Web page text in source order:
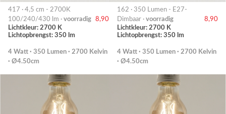
417 · 4,5 cm - 2700K
100/240/430 lm · voorradig
8,90
Lichtkleur: 2700 K
Lichtopbrengst: 350 lm
4 Watt · 350 Lumen · 2700 Kelvin
· Ø4.50cm
162 · 350 Lumen - E27-
Dimbaar · voorradig
8,90
Lichtkleur: 2700 K
Lichtopbrengst: 350 lm
4 Watt · 350 Lumen · 2700 Kelvin
· Ø4.50cm